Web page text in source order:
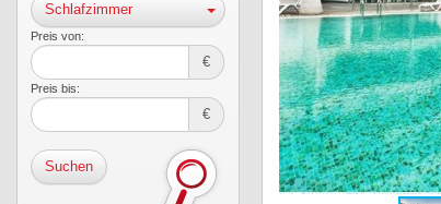
Schlafzimmer
Preis von:
€
Preis bis:
€
Suchen